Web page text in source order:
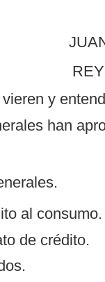
y
han
al consumo.
de crédito.